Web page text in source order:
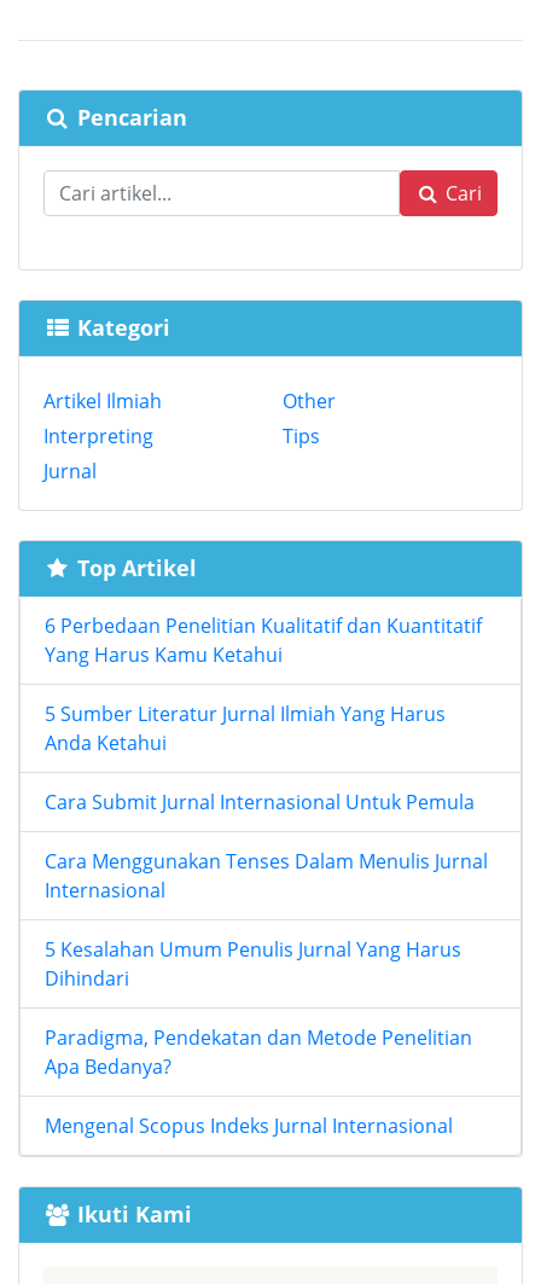
Pencarian
Cari
Kategori
Artikel Ilmiah
Interpreting
Jurnal
Other
Tips
Top Artikel
6 Perbedaan Penelitian Kualitatif dan Kuantitatif
Yang Harus Kamu Ketahui
5 Sumber Literatur Jurnal Ilmiah Yang Harus
Anda Ketahui
Cara Submit Jurnal Internasional Untuk Pemula
Cara Menggunakan Tenses Dalam Menulis Jurnal
Internasional
5 Kesalahan Umum Penulis Jurnal Yang Harus
Dihindari
Paradigma, Pendekatan dan Metode Penelitian
Apa Bedanya?
Mengenal Scopus Indeks Jurnal Internasional
Ikuti Kami